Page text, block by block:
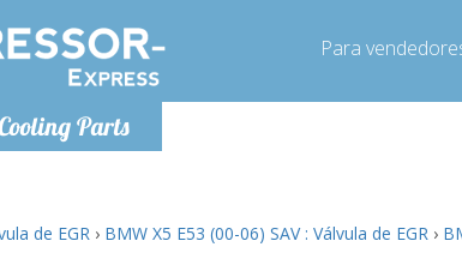
Parts
Para
De lunes a viernes de 9:00 a
de EGR › BMW X5 E53 (00-06) SAV : Válvula de EGR ›